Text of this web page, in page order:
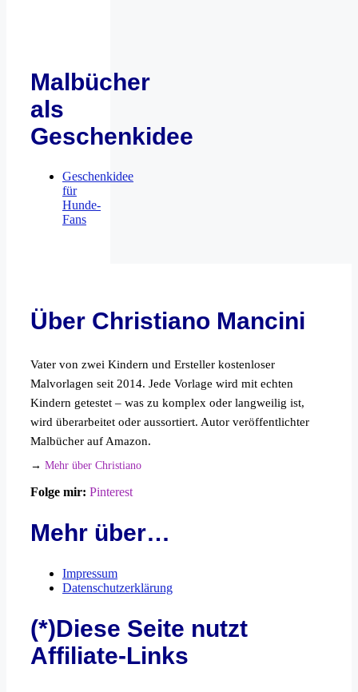
Malbücher
als
Geschenkidee
Geschenkidee
für
Hunde-
Fans
Über Christiano Mancini
Vater von zwei Kindern und Ersteller kostenloser
Malvorlagen seit 2014. Jede Vorlage wird mit echten
Kindern getestet – was zu komplex oder langweilig ist,
wird überarbeitet oder aussortiert. Autor veröffentlichter
Malbücher auf Amazon.
→ Mehr über Christiano
Folge mir: Pinterest
Mehr über…
Impressum
Datenschutzerklärung
(*)Diese Seite nutzt
Affiliate-Links